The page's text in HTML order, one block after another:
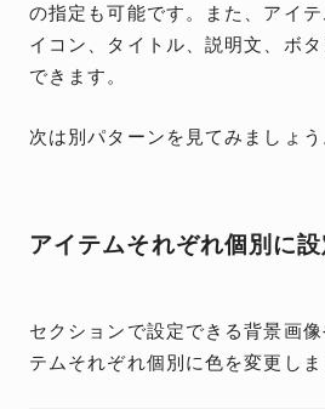
の指定も可能です。また、アイ
イコン、タイトル、説明文、ボ
できます。
次は別パターンを見てみましょう
アイテムそれぞれ個別に
セクションで設定できる背景画
テムそれぞれ個別に色を変更しま